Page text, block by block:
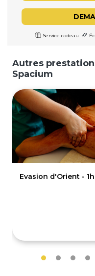
Service cadeau
Autres
Spacium
Evasion d'Orient - 1h